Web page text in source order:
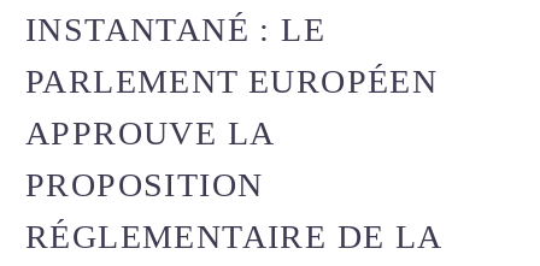
INSTANTANÉ : LE
PARLEMENT EUROPÉEN
APPROUVE LA
PROPOSITION
RÉGLEMENTAIRE DE LA